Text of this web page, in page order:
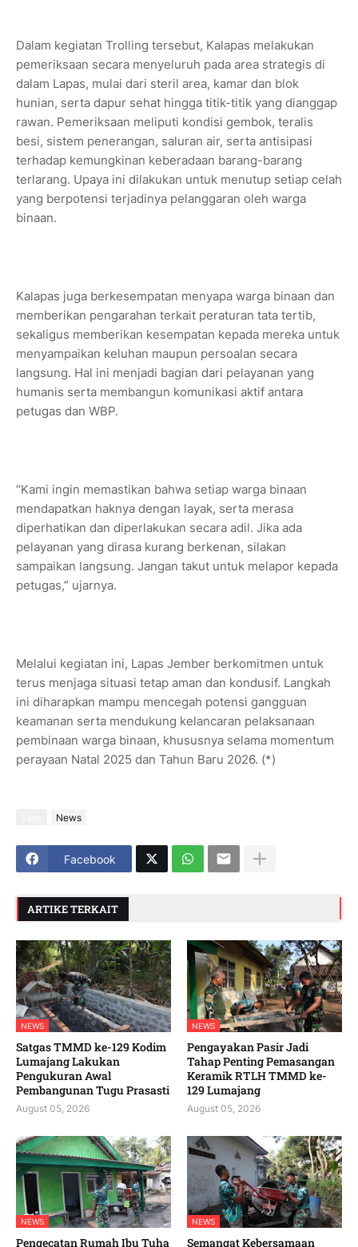
Dalam kegiatan Trolling tersebut, Kalapas melakukan
pemeriksaan secara menyeluruh pada area strategis di
dalam Lapas, mulai dari steril area, kamar dan blok
hunian, serta dapur sehat hingga titik-titik yang dianggap
rawan. Pemeriksaan meliputi kondisi gembok, teralis
besi, sistem penerangan, saluran air, serta antisipasi
terhadap kemungkinan keberadaan barang-barang
terlarang. Upaya ini dilakukan untuk menutup setiap celah
yang berpotensi terjadinya pelanggaran oleh warga
binaan.
Kalapas juga berkesempatan menyapa warga binaan dan
memberikan pengarahan terkait peraturan tata tertib,
sekaligus memberikan kesempatan kepada mereka untuk
menyampaikan keluhan maupun persoalan secara
langsung. Hal ini menjadi bagian dari pelayanan yang
humanis serta membangun komunikasi aktif antara
petugas dan WBP.
“Kami ingin memastikan bahwa setiap warga binaan
mendapatkan haknya dengan layak, serta merasa
diperhatikan dan diperlakukan secara adil. Jika ada
pelayanan yang dirasa kurang berkenan, silakan
sampaikan langsung. Jangan takut untuk melapor kepada
petugas,” ujarnya.
Melalui kegiatan ini, Lapas Jember berkomitmen untuk
terus menjaga situasi tetap aman dan kondusif. Langkah
ini diharapkan mampu mencegah potensi gangguan
keamanan serta mendukung kelancaran pelaksanaan
pembinaan warga binaan, khususnya selama momentum
perayaan Natal 2025 dan Tahun Baru 2026. (*)
News
Facebook
ARTIKE TERKAIT
NEWS
Satgas TMMD ke-129 Kodim
Lumajang Lakukan
Pengukuran Awal
Pembangunan Tugu Prasasti
August 05, 2026
NEWS
Pengayakan Pasir Jadi
Tahap Penting Pemasangan
Keramik RTLH TMMD ke-
129 Lumajang
August 05, 2026
NEWS
Pengecatan Rumah Ibu Tuha
NEWS
Semangat Kebersamaan